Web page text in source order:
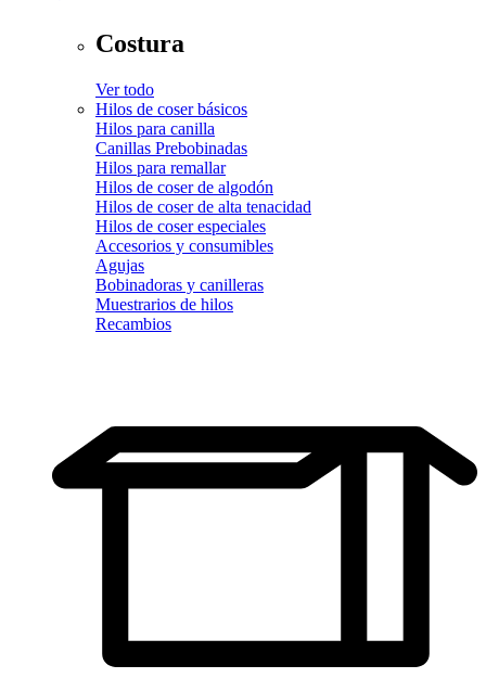
Costura
Ver todo
Hilos de coser básicos
Hilos para canilla
Canillas Prebobinadas
Hilos para remallar
Hilos de coser de algodón
Hilos de coser de alta tenacidad
Hilos de coser especiales
Accesorios y consumibles
Agujas
Bobinadoras y canilleras
Muestrarios de hilos
Recambios